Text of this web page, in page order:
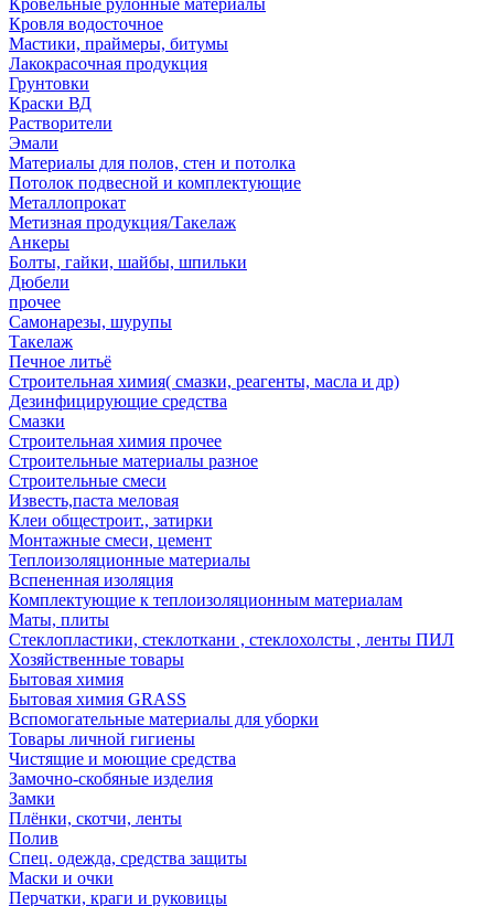
Кровельные рулонные материалы
Кровля водосточное
Мастики, праймеры, битумы
Лакокрасочная продукция
Грунтовки
Краски ВД
Растворители
Эмали
Материалы для полов, стен и потолка
Потолок подвесной и комплектующие
Металлопрокат
Метизная продукция/Такелаж
Анкеры
Болты, гайки, шайбы, шпильки
Дюбели
прочее
Самонарезы, шурупы
Такелаж
Печное литьё
Строительная химия( смазки, реагенты, масла и др)
Дезинфицирующие средства
Смазки
Строительная химия прочее
Строительные материалы разное
Строительные смеси
Известь,паста меловая
Клеи общестроит., затирки
Монтажные смеси, цемент
Теплоизоляционные материалы
Вспененная изоляция
Комплектующие к теплоизоляционным материалам
Маты, плиты
Стеклопластики, стеклоткани , стеклохолсты , ленты ПИЛ
Хозяйственные товары
Бытовая химия
Бытовая химия GRASS
Вспомогательные материалы для уборки
Товары личной гигиены
Чистящие и моющие средства
Замочно-скобяные изделия
Замки
Плёнки, скотчи, ленты
Полив
Спец. одежда, средства защиты
Маски и очки
Перчатки, краги и руковицы